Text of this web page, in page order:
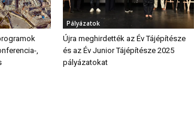
,
Pályázatok
Újra meghirdették az Év Tájépítésze
és az Év Junior Tájépítésze 2025
pályázatokat